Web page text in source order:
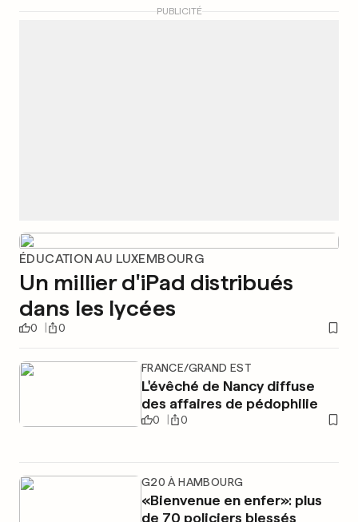
PUBLICITÉ
ÉDUCATION AU LUXEMBOURG
Un millier d'iPad distribués
dans les lycées
0 0
FRANCE/GRAND EST
L'évêché de Nancy diffuse
des affaires de pédophilie
0 0
G20 À HAMBOURG
«Bienvenue en enfer»: plus
de 70 policiers blessés